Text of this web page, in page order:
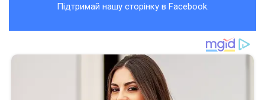
Підтримай нашу сторінку в Facebook.